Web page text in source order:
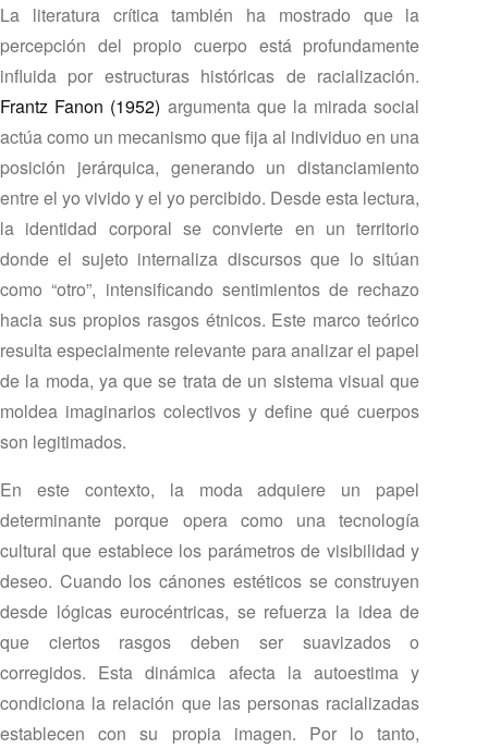
La literatura crítica también ha mostrado que la
percepción del propio cuerpo está profundamente
influida por estructuras históricas de racialización.
Frantz Fanon (1952) argumenta que la mirada social
actúa como un mecanismo que fija al individuo en una
posición jerárquica, generando un distanciamiento
entre el yo vivido y el yo percibido. Desde esta lectura,
la identidad corporal se convierte en un territorio
donde el sujeto internaliza discursos que lo sitúan
como “otro”, intensificando sentimientos de rechazo
hacia sus propios rasgos étnicos. Este marco teórico
resulta especialmente relevante para analizar el papel
de la moda, ya que se trata de un sistema visual que
moldea imaginarios colectivos y define qué cuerpos
son legitimados.
En este contexto, la moda adquiere un papel
determinante porque opera como una tecnología
cultural que establece los parámetros de visibilidad y
deseo. Cuando los cánones estéticos se construyen
desde lógicas eurocéntricas, se refuerza la idea de
que ciertos rasgos deben ser suavizados o
corregidos. Esta dinámica afecta la autoestima y
condiciona la relación que las personas racializadas
establecen con su propia imagen. Por lo tanto,